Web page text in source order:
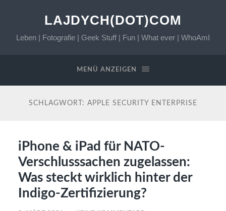
LAJDYCH(DOT)COM
Leben | Fotografie | Geek Stuff | Fun | What ever | WhoAmI
MENÜ ANZEIGEN
SCHLAGWORT: APPLE SECURITY ENTERPRISE
iPhone & iPad für NATO-
Verschlusssachen zugelassen:
Was steckt wirklich hinter der
Indigo-Zertifizierung?